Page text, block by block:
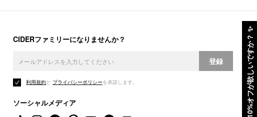
10%オフが欲しいですか？
✨
CIDERファミリーになりませんか？
登録
利用規約と プライバシーポリシーを承諾します。
ソーシャルメディア